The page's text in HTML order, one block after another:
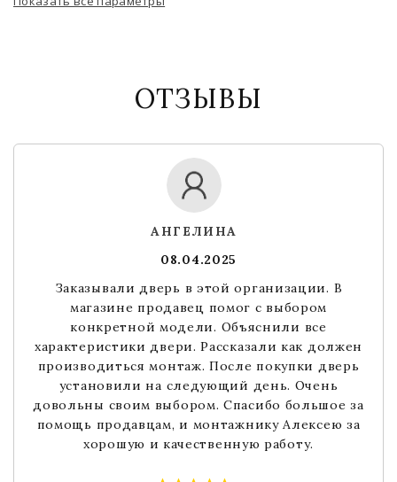
ОТЗЫВЫ
АНГЕЛИНА
08.04.2025
Заказывали дверь в этой организации. В
магазине продавец помог с выбором
конкретной модели. Объяснили все
характеристики двери. Рассказали как должен
производиться монтаж. После покупки дверь
установили на следующий день. Очень
довольны своим выбором. Спасибо большое за
помощь продавцам, и монтажнику Алексею за
хорошую и качественную работу.